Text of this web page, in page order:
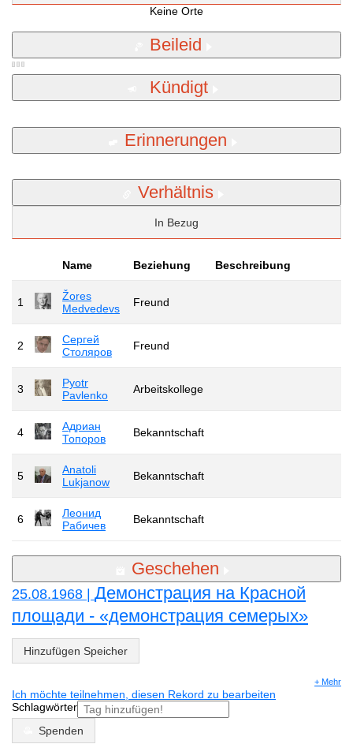
Keine Orte
Beileid
Kündigt
Erinnerungen
Verhältnis
In Bezug
Name Beziehung Beschreibung
1
Žores
Medvedevs
Freund
2
Сергей
Столяров
Freund
3
Pyotr
Pavlenko
Arbeitskollege
4
Адриан
Топоров
Bekanntschaft
5
Anatoli
Lukjanow
Bekanntschaft
6
Леонид
Рабичев
Bekanntschaft
Geschehen
25.08.1968 | Демонстрация на Красной
площади - «демонстрация семерых»
Hinzufügen Speicher
+ Mehr
Ich möchte teilnehmen, diesen Rekord zu bearbeiten
Schlagwörter
Spenden